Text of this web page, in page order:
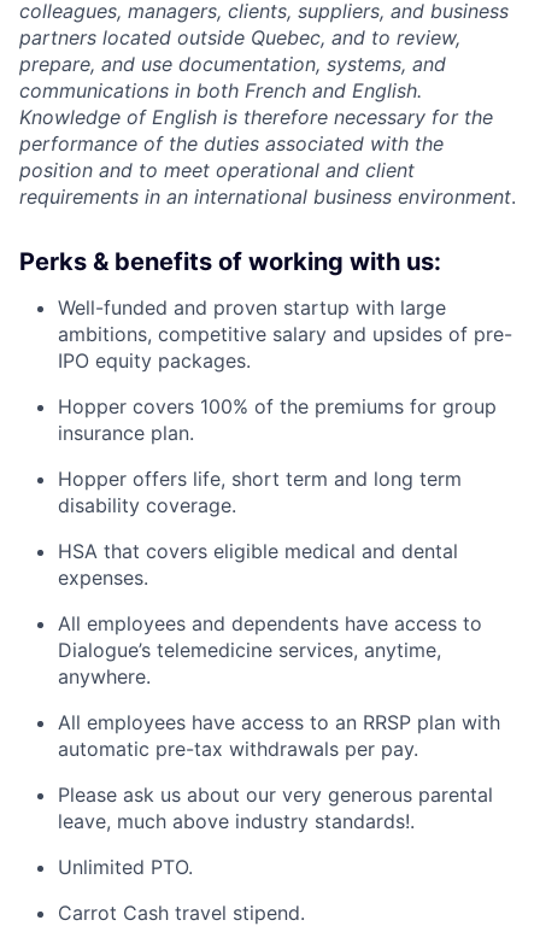
colleagues, managers, clients, suppliers, and business
partners located outside Quebec, and to review,
prepare, and use documentation, systems, and
communications in both French and English.
Knowledge of English is therefore necessary for the
performance of the duties associated with the
position and to meet operational and client
requirements in an international business environment.
Perks & benefits of working with us:
Well-funded and proven startup with large
ambitions, competitive salary and upsides of pre-
IPO equity packages.
Hopper covers 100% of the premiums for group
insurance plan.
Hopper offers life, short term and long term
disability coverage.
HSA that covers eligible medical and dental
expenses.
All employees and dependents have access to
Dialogue’s telemedicine services, anytime,
anywhere.
All employees have access to an RRSP plan with
automatic pre-tax withdrawals per pay.
Please ask us about our very generous parental
leave, much above industry standards!.
Unlimited PTO.
Carrot Cash travel stipend.